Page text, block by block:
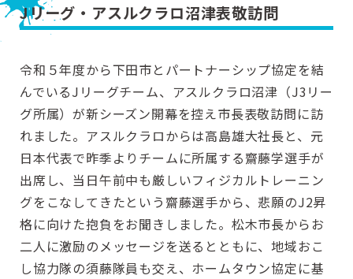
Jリーグ・アスルクラロ沼津表敬訪問
令和５年度から下田市とパートナーシップ協定を結
んでいるJリーグチーム、アスルクラロ沼津（J3リー
グ所属）が新シーズン開幕を控え市長表敬訪問に訪
れました。アスルクラロからは高島雄大社長と、元
日本代表で昨季よりチームに所属する齋藤学選手が
出席し、当日午前中も厳しいフィジカルトレーニン
グをこなしてきたという齋藤選手から、悲願のJ2昇
格に向けた抱負をお聞きしました。松木市長からお
二人に激励のメッセージを送るとともに、地域おこ
し協力隊の須藤隊員も交え、ホームタウン協定に基